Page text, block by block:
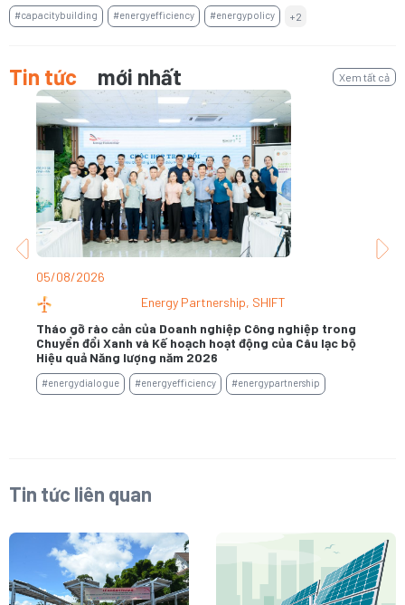
#capacitybuilding #energyefficiency #energypolicy +2
Tin tức mới nhất Xem tất cả
05/08/2026
Energy Partnership, SHIFT
Tháo gỡ rào cản của Doanh nghiệp Công nghiệp trong
Chuyển đổi Xanh và Kế hoạch hoạt động của Câu lạc bộ
Hiệu quả Năng lượng năm 2026
#energydialogue #energyefficiency #energypartnership
Tin tức liên quan